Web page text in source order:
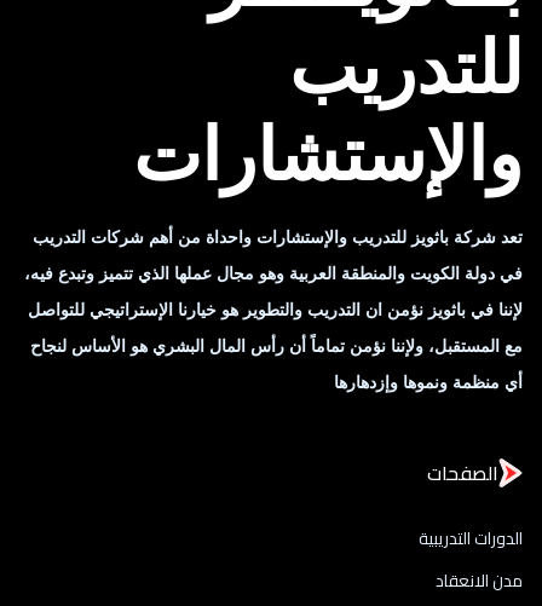
للتدريب
والإستشارات
تعد شركة باثويز للتدريب والإستشارات واحداة من أهم شركات التدريب
في دولة الكويت والمنطقة العربية وهو مجال عملها الذي تتميز وتبدع فيه،
لإننا في باثويز نؤمن ان التدريب والتطوير هو خيارنا الإستراتيجي للتواصل
مع المستقبل، ولإننا نؤمن تماماً أن رأس المال البشري هو الأساس لنجاح
أي منظمة ونموها وإزدهارها
الصفحات
الدورات التدريبية
مدن الانعقاد